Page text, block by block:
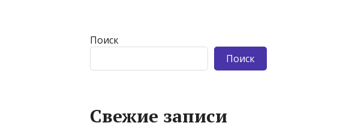
Поиск
Поиск
Свежие записи